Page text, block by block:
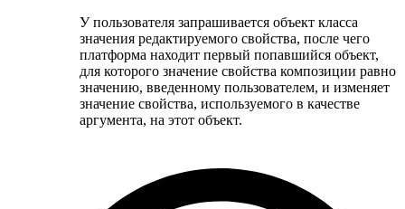
У пользователя запрашивается объект класса
значения редактируемого свойства, после чего
платформа находит первый попавшийся объект,
для которого значение свойства композиции равно
значению, введенному пользователем, и изменяет
значение свойства, используемого в качестве
аргумента, на этот объект.